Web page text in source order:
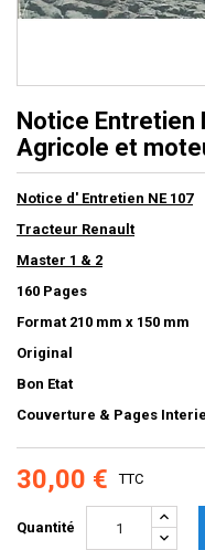
Notice Entretien
Agricole et
Notice d' Entretien NE 107
Tracteur Renault
Master 1 & 2
160 Pages
Format 210 mm x 150 mm
Original
Bon Etat
Couverture & Pages
30,00 € TTC
Quantité